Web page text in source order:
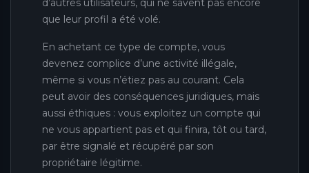
d’autres utilisateurs, qui ne savent pas encore
que leur profil a été volé.
En achetant ce type de compte, vous
devenez complice d’une activité illégale,
même si vous n’étiez pas au courant. Cela
peut avoir des conséquences juridiques, mais
aussi éthiques : vous exploitez un compte qui
ne vous appartient pas et qui finira, tôt ou tard,
par être signalé et récupéré par son
propriétaire légitime.